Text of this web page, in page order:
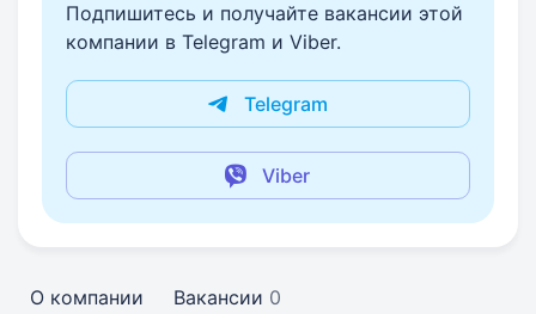
Подпишитесь и получайте вакансии этой
компании в Telegram и Viber.
Telegram
Viber
О компании Вакансии 0